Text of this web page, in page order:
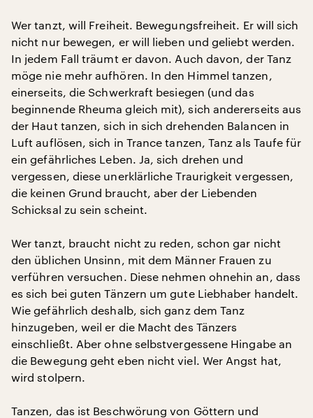
Wer tanzt, will Freiheit. Bewegungsfreiheit. Er will sich
nicht nur bewegen, er will lieben und geliebt werden.
In jedem Fall träumt er davon. Auch davon, der Tanz
möge nie mehr aufhören. In den Himmel tanzen,
einerseits, die Schwerkraft besiegen (und das
beginnende Rheuma gleich mit), sich andererseits aus
der Haut tanzen, sich in sich drehenden Balancen in
Luft auflösen, sich in Trance tanzen, Tanz als Taufe für
ein gefährliches Leben. Ja, sich drehen und
vergessen, diese unerklärliche Traurigkeit vergessen,
die keinen Grund braucht, aber der Liebenden
Schicksal zu sein scheint.
Wer tanzt, braucht nicht zu reden, schon gar nicht
den üblichen Unsinn, mit dem Männer Frauen zu
verführen versuchen. Diese nehmen ohnehin an, dass
es sich bei guten Tänzern um gute Liebhaber handelt.
Wie gefährlich deshalb, sich ganz dem Tanz
hinzugeben, weil er die Macht des Tänzers
einschließt. Aber ohne selbstvergessene Hingabe an
die Bewegung geht eben nicht viel. Wer Angst hat,
wird stolpern.
Tanzen, das ist Beschwörung von Göttern und